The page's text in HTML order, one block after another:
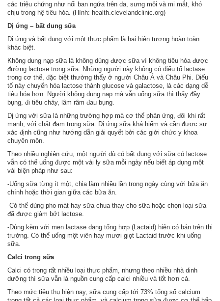
các triệu chứng như nổi ban ngứa trên da, sưng môi và mi mắt, khó
chịu trong hệ tiêu hóa. (Hình: health.clevelandclinic.org)
Dị ứng – bất dung sữa
Dị ứng và bất dung với một thực phẩm là hai hiện tượng hoàn toàn
khác biệt.
Không dung nạp sữa là không dùng được sữa vì không tiêu hóa được
đường lactose trong sữa. Những người này không có diếu tố lactase
trong cơ thể, đặc biệt thường thấy ở người Châu Á và Châu Phi. Diếu
tố này chuyển hóa lactose thành glucose và galactose, là các dạng dễ
tiêu hóa hơn. Người không dung nạp mà vẫn uống sữa thì thấy đầy
bụng, đi tiêu chảy, lâm râm đau bụng.
Dị ứng với sữa là những trường hợp mà cơ thể phản ứng, đôi khi rất
mạnh, với chất đạm trong sữa. Dị ứng sữa khá hiếm và cần được sự
xác định cũng như hướng dẫn giải quyết bởi các giới chức y khoa
chuyên môn.
Theo nhiều nghiên cứu, một người dù có bất dung với sữa có lactose
vẫn có thể uống được một vài ly sữa mỗi ngày nếu biết áp dụng một
vài biện pháp như sau:
-Uống sữa từng ít một, chia làm nhiều lần trong ngày cùng với bữa ăn
chính hoặc thời gian giữa các bữa ăn.
-Có thể dùng pho-mát hay sữa chua thay cho sữa hoặc chọn loại sữa
đã được giảm bớt lactose.
-Dùng kèm với men lactase dạng tổng hợp (Lactaid) hiện có bán trên thị
trường. Có thể uống một viên hay mươi giọt Lactaid trước khi uống
sữa.
Calci trong sữa
Calci có trong rất nhiều loại thực phẩm, nhưng theo nhiều nhà dinh
dưỡng thì sữa vẫn là nguồn cung cấp calci nhiều và tốt hơn cả.
Theo mức tiêu thụ hiện nay, sữa cung cấp tới 73% tổng số calcium